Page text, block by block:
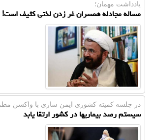
یادداشت مهمان؛
مساله مجادله همسران غر زدن لذتی کثیف است!
در جلسه كمیته كشوری ایمن سازی با واكسن
سیستم رصد بیماریها در کشور ارتقا یابد